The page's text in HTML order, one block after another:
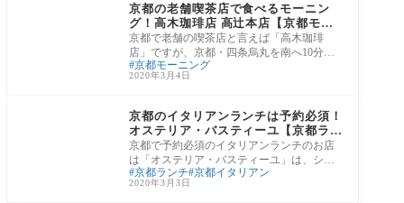
京都の老舗喫茶店で食べるモーニン
グ！高木珈琲店 高辻本店【京都モー
ニング】
京都で老舗の喫茶店と言えば「高木珈琲
店」ですが、京都・四条烏丸を南へ10分ほ
ど歩いた高辻通と烏丸通沿いで2店舗営業さ
れていま
京都モーニング
2020年3月4日
京都のイタリアンランチは予約必須！
オステリア・バスティーユ【京都ラン
チ】
京都で予約必須のイタリアンランチのお店
は「オステリア・バスティーユ」は、ショ
ッピング街でもあり、ビジネス街でもある
四条烏
京都ランチ 京都イタリアン
2020年3月3日